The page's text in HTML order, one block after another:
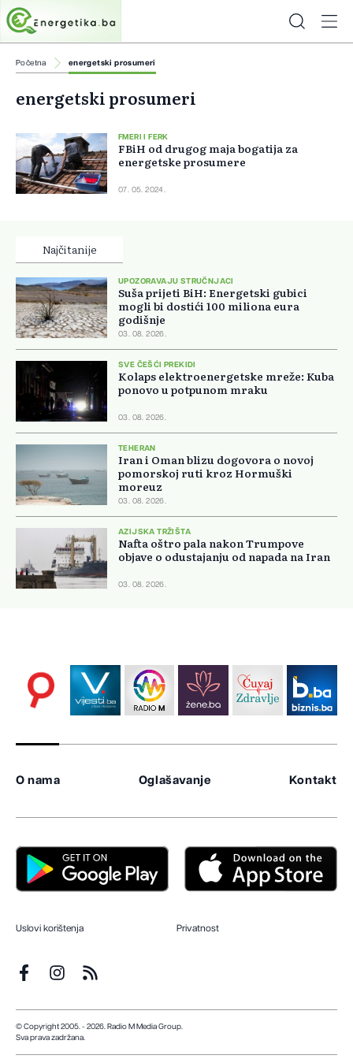
Početna energetski prosumeri
energetski prosumeri
FMERI I FERK
FBiH od drugog maja bogatija za
energetske prosumere
07. 05. 2024.
Najčitanije
UPOZORAVAJU STRUČNJACI
Suša prijeti BiH: Energetski gubici
mogli bi dostići 100 miliona eura
godišnje
03. 08. 2026.
SVE ČEŠĆI PREKIDI
Kolaps elektroenergetske mreže: Kuba
ponovo u potpunom mraku
03. 08. 2026.
TEHERAN
Iran i Oman blizu dogovora o novoj
pomorskoj ruti kroz Hormuški
moreuz
03. 08. 2026.
AZIJSKA TRŽIŠTA
Nafta oštro pala nakon Trumpove
objave o odustajanju od napada na Iran
03. 08. 2026.
O nama Oglašavanje Kontakt
Uslovi korištenja Privatnost
© Copyright 2005. - 2026. Radio M Media Group.
Sva prava zadržana.